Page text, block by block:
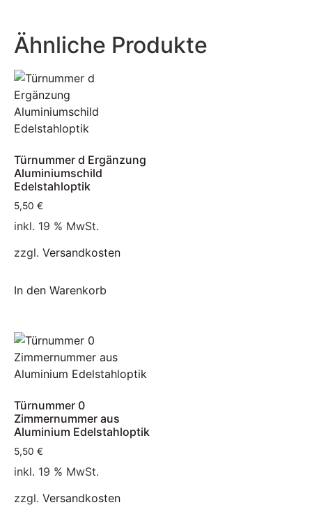
Ähnliche Produkte
Türnummer d Ergänzung
Aluminiumschild
Edelstahloptik
5,50 €
inkl. 19 % MwSt.
zzgl. Versandkosten
In den Warenkorb
Türnummer 0
Zimmernummer aus
Aluminium Edelstahloptik
5,50 €
inkl. 19 % MwSt.
zzgl. Versandkosten